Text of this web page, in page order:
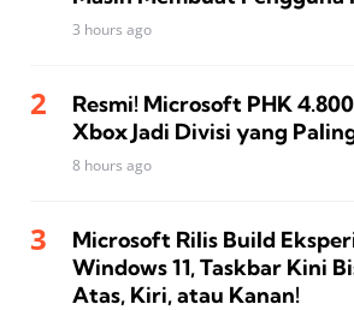
3 hours ago
Resmi! Microsoft PHK
Xbox Jadi Divisi yang
8 hours ago
Microsoft Rilis Build
Windows 11, Taskbar Kini
Atas, Kiri, atau Kanan!